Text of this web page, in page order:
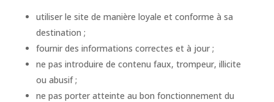
utiliser le site de manière loyale et conforme à sa
destination ;
fournir des informations correctes et à jour ;
ne pas introduire de contenu faux, trompeur, illicite
ou abusif ;
ne pas porter atteinte au bon fonctionnement du